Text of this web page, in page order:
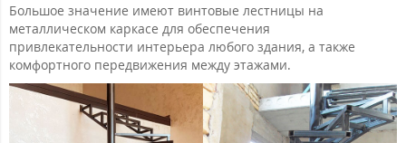
Большое значение имеют винтовые лестницы на
металлическом каркасе для обеспечения
привлекательности интерьера любого здания, а также
комфортного передвижения между этажами.